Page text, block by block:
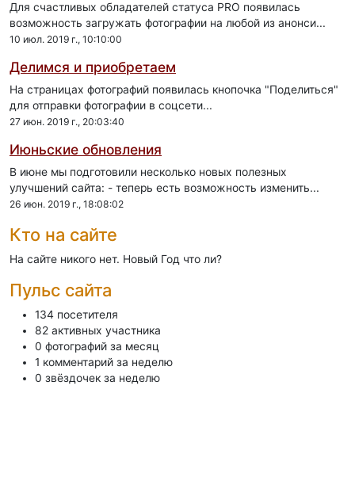
Для счастливых обладателей статуса PRO появилась
возможность загружать фотографии на любой из анонси...
10 июл. 2019 г., 10:10:00
Делимся и приобретаем
На страницах фотографий появилась кнопочка "Поделиться"
для отправки фотографии в соцсети...
27 июн. 2019 г., 20:03:40
Июньские обновления
В июне мы подготовили несколько новых полезных
улучшений сайта: - теперь есть возможность изменить...
26 июн. 2019 г., 18:08:02
Кто на сайте
На сайте никого нет. Новый Год что ли?
Пульс сайта
134 посетителя
82 активных участника
0 фотографий за месяц
1 комментарий за неделю
0 звёздочек за неделю